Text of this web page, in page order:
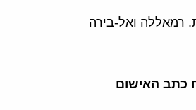
רמאללה ואל-בירה
כתב האישום